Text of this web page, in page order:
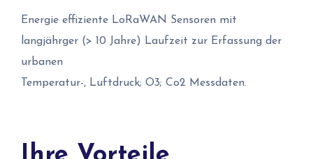
Energie effiziente LoRaWAN Sensoren mit
langjährger (> 10 Jahre) Laufzeit zur Erfassung der
urbanen
Temperatur-, Luftdruck; O3; Co2 Messdaten.